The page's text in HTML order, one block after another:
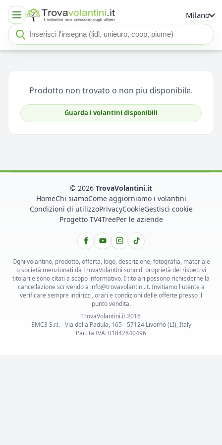
Milano
Cerca insegna o negozio
Seleziona un'insegna
Prodotto non trovato o non piu disponibile.
Guarda i volantini disponibili
© 2026 TrovaVolantini.it
HomeChi siamoCome aggiorniamo i volantini
Condizioni di utilizzoPrivacyCookieGestisci cookie
Progetto TV4TreePer le aziende
Ogni volantino, prodotto, offerta, logo, descrizione, fotografia, materiale
o società menzionati da TrovaVolantini sono di proprietà dei rispettivi
titolari e sono citati a scopo informativo. I titolari possono richiederne la
cancellazione scrivendo a info@trovavolantini.it. Invitiamo l'utente a
verificare sempre indirizzi, orari e condizioni delle offerte presso il
punto vendita.
TrovaVolantini.it 2016
EMC3 S.r.l. - Via della Padula, 165 - 57124 Livorno (LI), Italy
Partita IVA: 01842840496